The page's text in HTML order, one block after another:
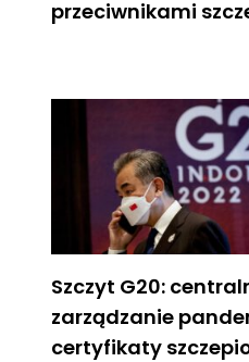
przeciwnikami
Szczyt G20:
zarządzanie
certyfikaty